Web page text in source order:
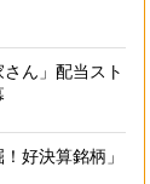
さん」配当スト
好決算銘柄」